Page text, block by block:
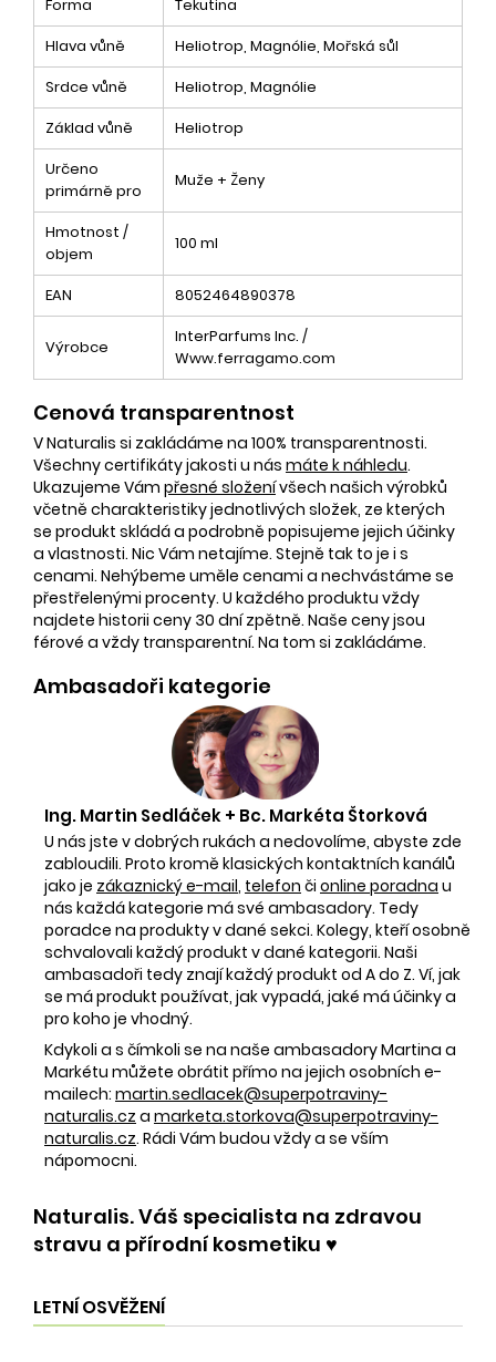
Forma
Tekutina
Hlava vůně
Heliotrop, Magnólie, Mořská sůl
Srdce vůně
Heliotrop, Magnólie
Základ vůně
Heliotrop
Určeno
primárně pro
Muže + Ženy
Hmotnost /
objem
100 ml
EAN 8052464890378
Výrobce
InterParfums Inc. /
Www.ferragamo.com
Cenová transparentnost
V Naturalis si zakládáme na 100% transparentnosti.
Všechny certifikáty jakosti u nás máte k náhledu.
Ukazujeme Vám přesné složenívšech našich výrobků
včetně charakteristiky jednotlivých složek, ze kterých
se produkt skládá a podrobně popisujeme jejich účinky
a vlastnosti. Nic Vám netajíme. Stejně tak to je i s
cenami. Nehýbeme uměle cenami a nechvástáme se
přestřelenými procenty. U každého produktu vždy
najdete historii ceny 30 dní zpětně. Naše ceny jsou
férové a vždy transparentní. Na tom si zakládáme.
Ambasadoři kategorie
Ing. Martin Sedláček + Bc. Markéta Štorková
U nás jste v dobrých rukách a nedovolíme, abyste zde
zabloudili. Proto kromě klasických kontaktních kanálů
jako je zákaznický e-mail, telefon či online poradna u
nás každá kategorie má své ambasadory. Tedy
poradce na produkty v dané sekci. Kolegy, kteří osobně
schvalovali každý produkt v dané kategorii. Naši
ambasadoři tedy znají každý produkt od A do Z. Ví, jak
se má produkt používat, jak vypadá, jaké má účinky a
pro koho je vhodný.
Kdykoli a s čímkoli se na naše ambasadory Martina a
Markétu můžete obrátit přímo na jejich osobních e-
mailech: martin.sedlacek@superpotraviny-
naturalis.cz a marketa.storkova@superpotraviny-
naturalis.cz. Rádi Vám budou vždy a se vším
nápomocni.
Naturalis. Váš specialista na zdravou
stravu a přírodní kosmetiku ♥️
LETNÍ OSVĚŽENÍ